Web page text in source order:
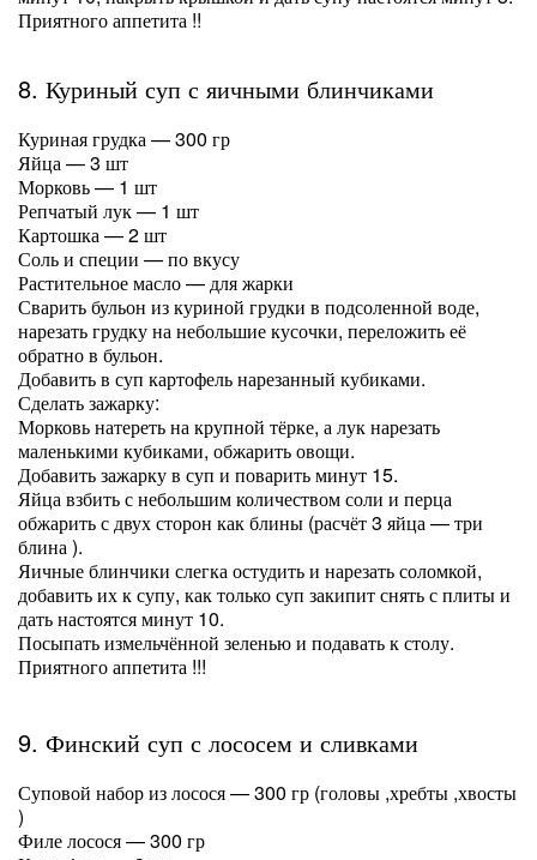
Приятного аппетита !!
8. Куриный суп с яичными блинчиками
Куриная грудка — 300 гр
Яйца — 3 шт
Морковь — 1 шт
Репчатый лук — 1 шт
Картошка — 2 шт
Соль и специи — по вкусу
Растительное масло — для жарки
Сварить бульон из куриной грудки в подсоленной воде,
нарезать грудку на небольшие кусочки, переложить её
обратно в бульон.
Добавить в суп картофель нарезанный кубиками.
Сделать зажарку:
Морковь натереть на крупной тёрке, а лук нарезать
маленькими кубиками, обжарить овощи.
Добавить зажарку в суп и поварить минут 15.
Яйца взбить с небольшим количеством соли и перца
обжарить с двух сторон как блины (расчёт 3 яйца — три
блина ).
Яичные блинчики слегка остудить и нарезать соломкой,
добавить их к супу, как только суп закипит снять с плиты и
дать настоятся минут 10.
Посыпать измельчённой зеленью и подавать к столу.
Приятного аппетита !!!
9. Финский суп с лососем и сливками
Суповой набор из лосося — 300 гр (головы ,хребты ,хвосты
)
Филе лосося — 300 гр